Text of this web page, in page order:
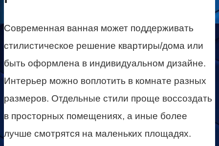
Современная ванная может поддерживать
стилистическое решение квартиры/дома или
быть оформлена в индивидуальном дизайне.
Интерьер можно воплотить в комнате разных
размеров. Отдельные стили проще воссоздать
в просторных помещениях, а иные более
лучше смотрятся на маленьких площадях.